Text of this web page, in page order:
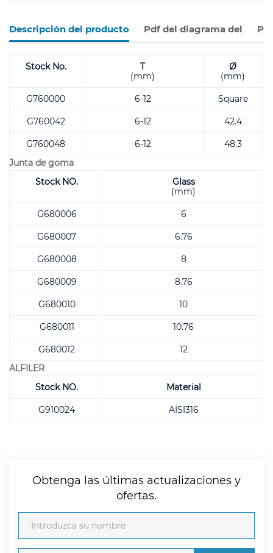
Descripción del producto Pdf del diagrama del
Stock No.
T
(mm)
Ø
(mm)
G760000
6-12
Square
G760042
6-12
42.4
G760048
6-12
48.3
Junta de goma
Stock NO.
Glass
(mm)
G680006
6
G680007
6.76
G680008
8
G680009
8.76
G680010
10
G680011
10.76
G680012
12
ALFILER
Stock NO.
Material
G910024
AISI316
Obtenga las últimas actualizaciones y
ofertas.